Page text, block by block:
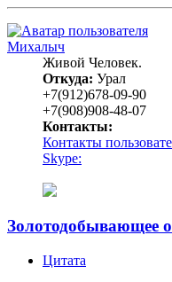
Михалыч
Живой Человек.
Откуда: Урал
+7(912)678-09-90
+7(908)908-48-07
Контакты:
Контакты
Skype:
Золотодобывающее
Цитата